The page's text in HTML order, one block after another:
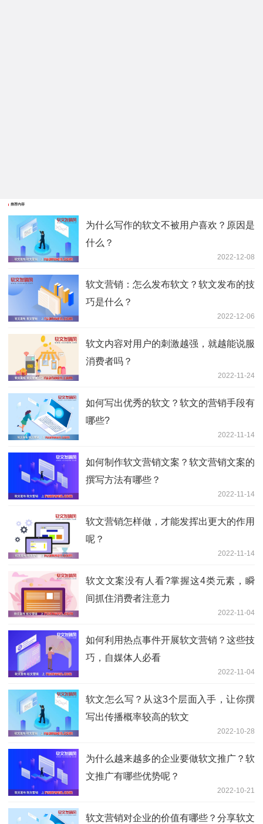
推荐内容
为什么写作的软文不被用户喜欢？原因是
什么？
2022-12-08
软文营销：怎么发布软文？软文发布的技
巧是什么？
2022-12-06
软文内容对用户的刺激越强，就越能说服
消费者吗？
2022-11-24
如何写出优秀的软文？软文的营销手段有
哪些?
2022-11-14
如何制作软文营销文案？软文营销文案的
撰写方法有哪些？
2022-11-14
软文营销怎样做，才能发挥出更大的作用
呢？
2022-11-14
软文文案没有人看?掌握这4类元素，瞬
间抓住消费者注意力
2022-11-04
如何利用热点事件开展软文营销？这些技
巧，自媒体人必看
2022-11-04
软文怎么写？从这3个层面入手，让你撰
写出传播概率较高的软文
2022-10-28
为什么越来越多的企业要做软文推广？软
文推广有哪些优势呢？
2022-10-21
软文营销对企业的价值有哪些？分享软文